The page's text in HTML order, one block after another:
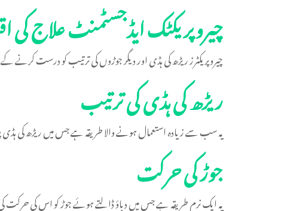
چیروپریکٹک ایڈجسٹمنٹ علاج کی
چیروپریکٹرز ریڑھ کی ہڈی اور دیگر جوڑوں کی ترتیب کو درست
ریڑھ کی ہڈی کی ترتیب
یہ سب سے زیادہ استعمال ہونے والا طریقہ ہے جس میں ریڑھ کی ہڈی
جوڑ کی حرکت
یہ ایک نرم طریقہ ہے جس میں دباؤ ڈالتے ہوئے جوڑ کو اس کی حرکت